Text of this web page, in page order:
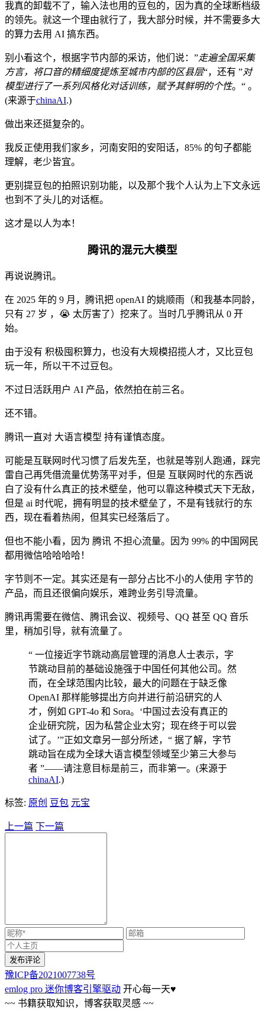
我真的卸载不了，输入法也用的豆包的，因为真的全球断档级
的领先。就这一个理由就行了，我大部分时候，并不需要多大
的算力去用 AI 搞东西。
别小看这个，根据字节内部的采访，他们说：”走遍全国采集
方言，将口音的精细度提炼至城市内部的区县层“，还有 ”对
模型进行了一系列风格化对话训练，赋予其鲜明的个性。“ 。
(来源于chinaAI.)
做出来还挺复杂的。
我反正使用我们家乡，河南安阳的安阳话，85% 的句子都能
理解，老少皆宜。
更别提豆包的拍照识别功能，以及那个我个人认为上下文永远
也到不了头儿的对话框。
这才是以人为本！
腾讯的混元大模型
再说说腾讯。
在 2025 年的 9 月，腾讯把 openAI 的姚顺雨（和我基本同龄，
只有 27 岁 ，😭 太厉害了）挖来了。当时几乎腾讯从 0 开
始。
由于没有 积极囤积算力，也没有大规模招揽人才，又比豆包
玩一年，所以干不过豆包。
不过日活跃用户 AI 产品，依然拍在前三名。
还不错。
腾讯一直对 大语言模型 持有谨慎态度。
可能是互联网时代习惯了后发先至，也就是等别人跑通，踩完
雷自己再凭借流量优势荡平对手，但是 互联网时代的东西说
白了没有什么真正的技术壁垒，他可以靠这种模式天下无敌，
但是 ai 时代呢，拥有明显的技术壁垒了，不是有钱就行的东
西，现在看着热闹，但其实已经落后了。
但也不能小看，因为 腾讯 不担心流量。因为 99% 的中国网民
都用微信哈哈哈哈！
字节则不一定。其实还是有一部分占比不小的人使用 字节的
产品，而且还很偏向娱乐，难跨业务引导流量。
腾讯再需要在微信、腾讯会议、视频号、QQ 甚至 QQ 音乐
里，稍加引导，就有流量了。
“ 一位接近字节跳动高层管理的消息人士表示，字
节跳动目前的基础设施强于中国任何其他公司。然
而，在全球范围内比较，最大的问题在于缺乏像
OpenAI 那样能够提出方向并进行前沿研究的人
才，例如 GPT-4o 和 Sora。‘中国过去没有真正的
企业研究院，因为私营企业太穷；现在终于可以尝
试了。’”正如文章另一部分所述，“ 据了解，字节
跳动旨在成为全球大语言模型领域至少第三大参与
者 ”——请注意目标是前三，而非第一。(来源于
chinaAI.)
标签: 原创 豆包 元宝
上一篇 下一篇
豫ICP备2021007738号
emlog pro 迷你博客引擎驱动 开心每一天♥
~~ 书籍获取知识，博客获取灵感 ~~